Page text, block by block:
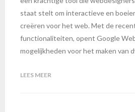
staat stelt om interactieve en
creëren voor het web. Met de
functionaliteiten, opent Google
mogelijkheden voor het maken van
LEES MEER